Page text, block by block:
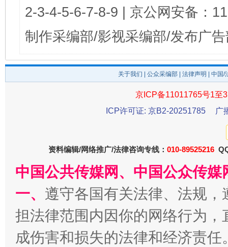
2-3-4-5-6-7-8-9 | 京公网安备：
制作采编部/影视采编部/发布广
关于我们 公众采编部 法律声明 | 中国
京ICP备11011765号1至
ICP许可证: 京B2-20251785
广
资料编辑/网络推广/法律咨询专线： 010-89525216
中国公共传媒网、中国公众传
一、 遵守各国有关法律、法规
担法律范围内因你的网络行为
成伤害和损失的法律和经济责